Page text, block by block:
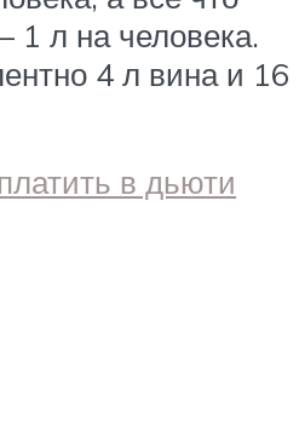
1 л на человека.
4 л вина и 16